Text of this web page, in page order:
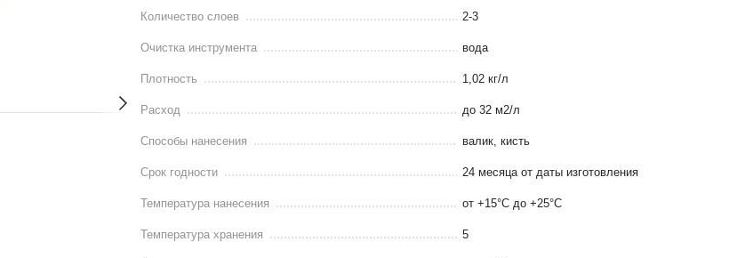
Количество слоев 2-3
Очистка инструмента вода
Плотность 1,02 кг/л
Расход до 32 м2/л
Способы нанесения валик, кисть
Срок годности 24 месяца от даты изготовления
Температура нанесения от +15°С до +25°С
Температура хранения 5